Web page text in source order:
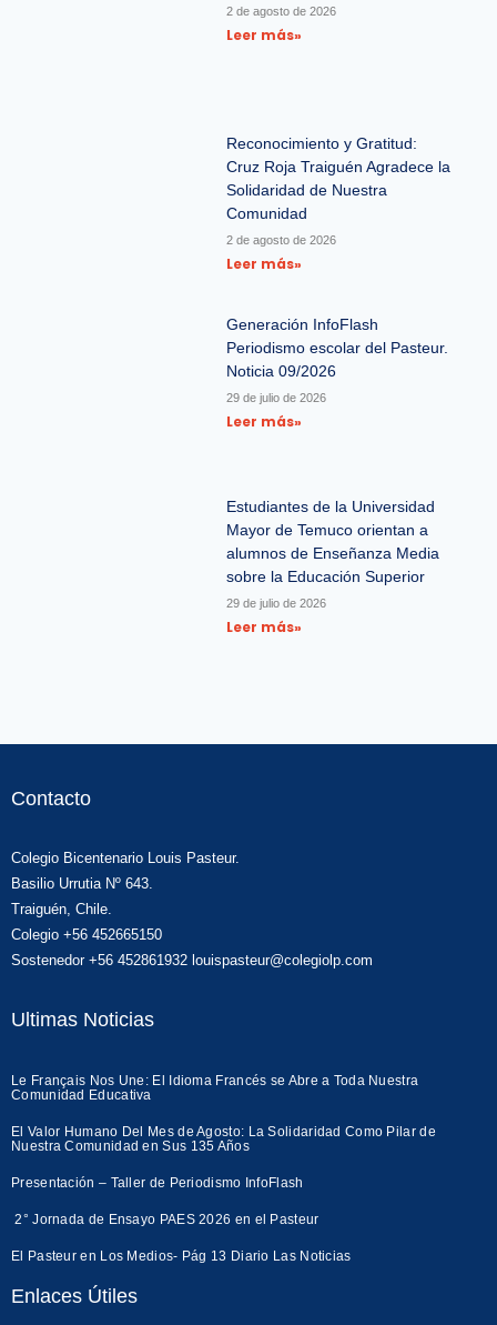
2 de agosto de 2026
Leer más»
Reconocimiento y Gratitud:
Cruz Roja Traiguén Agradece la
Solidaridad de Nuestra
Comunidad
2 de agosto de 2026
Leer más»
Generación InfoFlash
Periodismo escolar del Pasteur.
Noticia 09/2026
29 de julio de 2026
Leer más»
Estudiantes de la Universidad
Mayor de Temuco orientan a
alumnos de Enseñanza Media
sobre la Educación Superior
29 de julio de 2026
Leer más»
Contacto
Colegio Bicentenario Louis Pasteur.
Basilio Urrutia Nº 643.
Traiguén, Chile.
Colegio +56 452665150
Sostenedor +56 452861932 louispasteur@colegiolp.com
Ultimas Noticias
Le Français Nos Une: El Idioma Francés se Abre a Toda Nuestra
Comunidad Educativa
El Valor Humano Del Mes de Agosto: La Solidaridad Como Pilar de
Nuestra Comunidad en Sus 135 Años
Presentación – Taller de Periodismo InfoFlash
2° Jornada de Ensayo PAES 2026 en el Pasteur
El Pasteur en Los Medios- Pág 13 Diario Las Noticias
Enlaces Útiles